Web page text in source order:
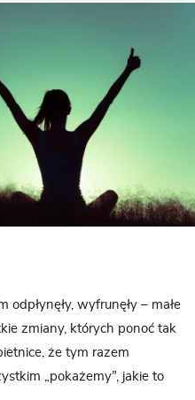
wyfrunęły – małe
zmiany, których ponoć tak
że tym razem
„pokażemy”, jakie to